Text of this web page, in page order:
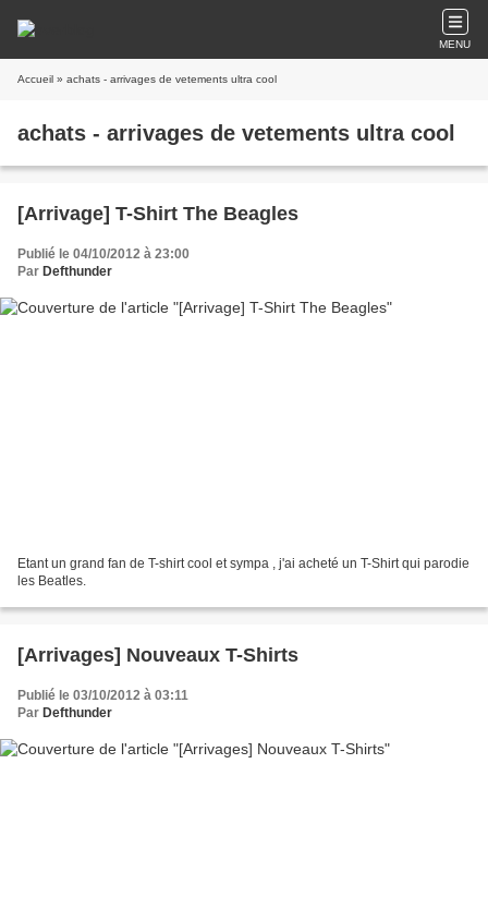
MENU
Accueil » achats - arrivages de vetements ultra cool
achats - arrivages de vetements ultra cool
[Arrivage] T-Shirt The Beagles
Publié le 04/10/2012 à 23:00
Par Defthunder
Etant un grand fan de T-shirt cool et sympa , j'ai acheté un T-Shirt qui parodie
les Beatles.
[Arrivages] Nouveaux T-Shirts
Publié le 03/10/2012 à 03:11
Par Defthunder